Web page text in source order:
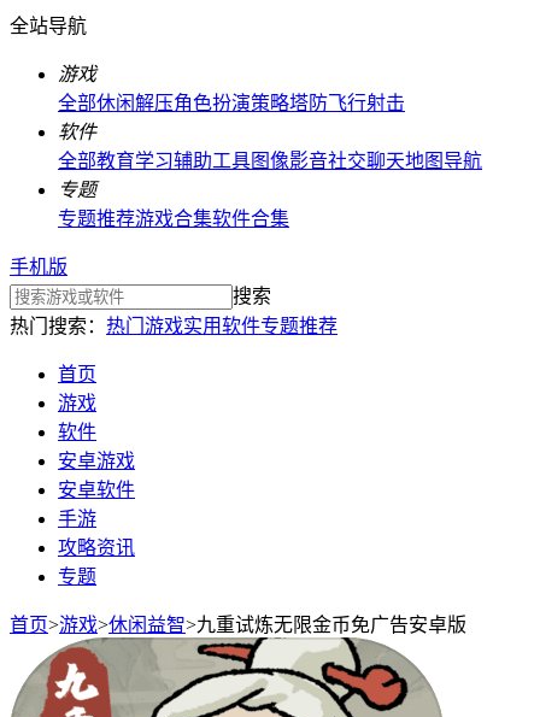
全站导航
游戏
全部休闲解压角色扮演策略塔防飞行射击
软件
全部教育学习辅助工具图像影音社交聊天地图导航
专题
专题推荐游戏合集软件合集
手机版
搜索
热门搜索： 热门游戏实用软件专题推荐
首页
游戏
软件
安卓游戏
安卓软件
手游
攻略资讯
专题
首页>游戏>休闲益智>九重试炼无限金币免广告安卓版